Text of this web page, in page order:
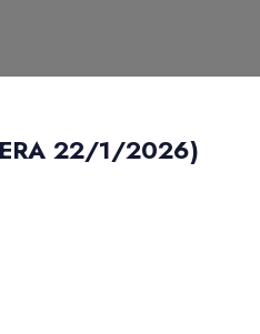
22/1/2026)